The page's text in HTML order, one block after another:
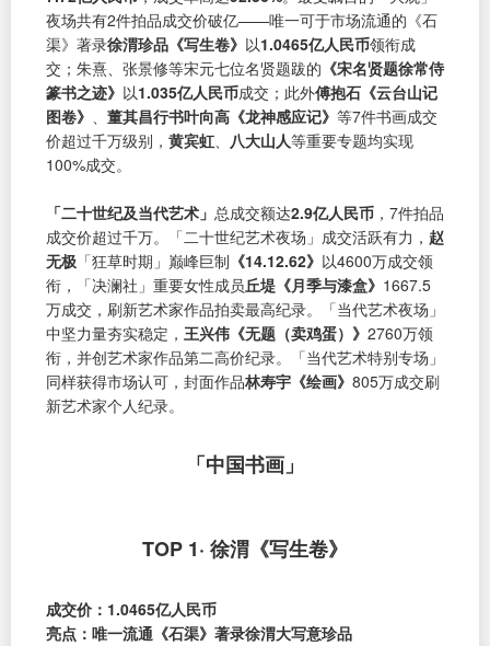
夜场共有2件拍品成交价破亿——唯一可于市场流通的《石
渠》著录徐渭珍品《写生卷》 以1.0465亿人民币领衔成
交；朱熹、张景修等宋元七位名贤题跋的 《宋名贤题徐常侍
篆书之迹》 以1.035亿人民币成交；此外傅抱石《云台山记
图卷》 、 董其昌行书叶向高《龙神感应记》 等7件书画成交
价超过千万级别， 黄宾虹、 八大山人等重要专题均实现
100%成交。
「二十世纪及当代艺术」 总成交额达2.9亿人民币 ，7件拍品
成交价超过千万。「二十世纪艺术夜场」成交活跃有力， 赵
无极 「狂草时期」巅峰巨制 《14.12.62》 以4600万成交领
衔，「决澜社」重要女性成员丘堤《月季与漆盒》 1667.5
万成交，刷新艺术家作品拍卖最高纪录。「当代艺术夜场」
中坚力量夯实稳定， 王兴伟《无题（卖鸡蛋）》 2760万领
衔，并创艺术家作品第二高价纪录。「当代艺术特别专场」
同样获得市场认可，封面作品林寿宇《绘画》 805万成交刷
新艺术家个人纪录。
「中国书画」
TOP 1· 徐渭《写生卷》
成交价：1.0465亿人民币
亮点：唯一流通《石渠》著录徐渭大写意珍品